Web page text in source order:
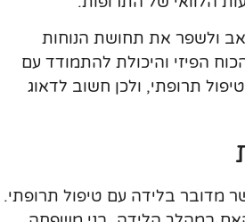
ולשפר את תחושת הנוחות
הפיזי והיכולת להתמודד עם
תרופתי, ולכן חשוב לדאוג
מדובר בלידה עם טיפול תרופתי.